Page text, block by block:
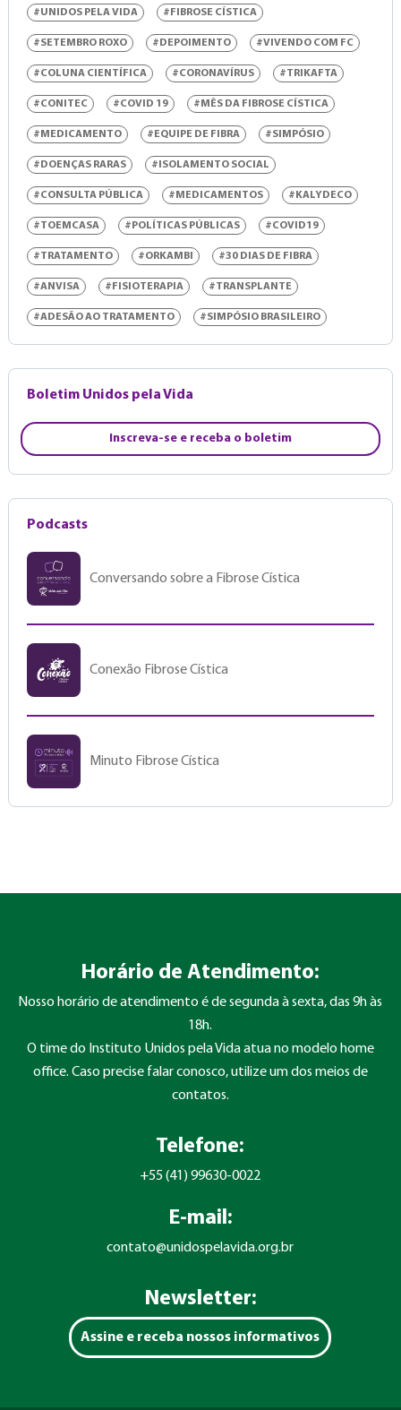
#UNIDOS PELA VIDA #FIBROSE CÍSTICA
#SETEMBRO ROXO #DEPOIMENTO #VIVENDO COM FC
#COLUNA CIENTÍFICA #CORONAVÍRUS #TRIKAFTA
#CONITEC #COVID 19 #MÊS DA FIBROSE CÍSTICA
#MEDICAMENTO #EQUIPE DE FIBRA #SIMPÓSIO
#DOENÇAS RARAS #ISOLAMENTO SOCIAL
#CONSULTA PÚBLICA #MEDICAMENTOS #KALYDECO
#TOEMCASA #POLÍTICAS PÚBLICAS #COVID19
#TRATAMENTO #ORKAMBI #30 DIAS DE FIBRA
#ANVISA #FISIOTERAPIA #TRANSPLANTE
#ADESÃO AO TRATAMENTO #SIMPÓSIO BRASILEIRO
Boletim Unidos pela Vida
Inscreva-se e receba o boletim
Podcasts
Conversando sobre a Fibrose Cística
Conexão Fibrose Cística
Minuto Fibrose Cística
Horário de Atendimento:
Nosso horário de atendimento é de segunda à sexta, das 9h às
18h.
O time do Instituto Unidos pela Vida atua no modelo home
office. Caso precise falar conosco, utilize um dos meios de
contatos.
Telefone:
+55 (41) 99630-0022
E-mail:
contato@unidospelavida.org.br
Newsletter:
Assine e receba nossos informativos